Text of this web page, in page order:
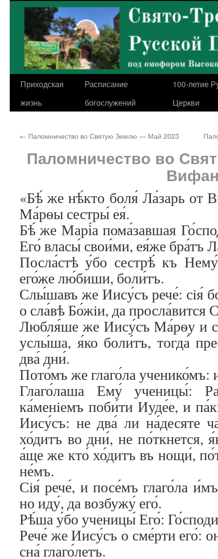
содержимому
Приходская
жизнь
Расписание
богослужений
100-летие
Церкви
← Паломничество во Святую Землю — Май 2023
Паломничество во
«Бѣ́ же нѣ́кто боля́ Ла́зарь от
Ма́рѳы сестры́ ея́.
Бѣ́ же Марі́а пома́завшая
Его́ власы́ свои́ми, ея́же бра́тъ
Посла́стѣ у́бо сестрѣ́ къ
его́же лю́биши, боли́тъ.
Слы́шавъ же Иису́съ рече́: сiя́
о сла́вѣ Бо́жiи, да
Любля́ше же Иису́съ Ма́рѳу и
услы́ша, я́ко боли́тъ, тогда́
два́ дни́.
Пото́мъ же глаго́ла
Глаго́лаша Ему́ ученицы́:
ка́менiемъ поби́ти Иуде́е, и
Иису́съ: не два́ ли на́десяте
хо́дитъ во дни́, не по́ткнется,
а́ще же кто́ хо́дитъ въ нощи́,
не́мъ.
Сiя́ рече́, и посе́мъ глаго́ла
но иду́, да возбужу́ его́.
Рѣ́ша у́бо ученицы́ Его́:
Рече́ же Иису́съ о сме́рти его́:
сна́ глаго́летъ.